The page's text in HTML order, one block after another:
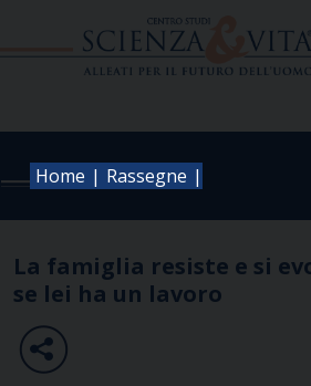
Home | Rassegne |
La famiglia resiste e si
se lei ha un lavoro